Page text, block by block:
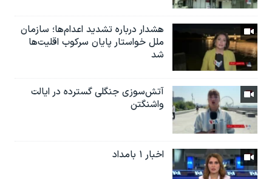
هشدار درباره تشدید اعدام‌ها؛ سازمان
ملل خواستار پایان سرکوب اقلیت‌ها
شد
آتش‌سوزی جنگلی گسترده در ایالت
واشنگتن
اخبار ۱ بامداد